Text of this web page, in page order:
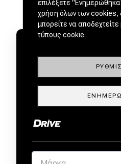
ΜΕΤΑΧΕΙΡΙΣΜΕΝΑ
ΕΜΠΙΣΤΟΥΣ
επιλέξετε
χρήση όλων των cookies,
μπορείτε να
τύπους cookie.